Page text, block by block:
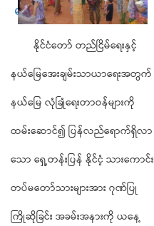
ရှေ့တန်းပြန် နိုင်ငံ့သာ...
နိုင်ငံတော် တည်ငြိမ်ရေးနှင့်
နယ်မြေအေးချမ်းသာယာရေးအတွက်
နယ်မြေ လုံခြုံရေးတာဝန်များကို
ထမ်းဆောင်၍ ပြန်လည်ရောက်ရှိလာ
သော ရှေ့တန်းပြန် နိုင်ငံ့ သားကောင်း
တပ်မတော်သားများအား ဂုဏ်ပြု
ကြိုဆိုခြင်း အခမ်းအနားကို ယနေ့